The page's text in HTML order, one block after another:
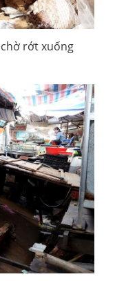
rớt xuống